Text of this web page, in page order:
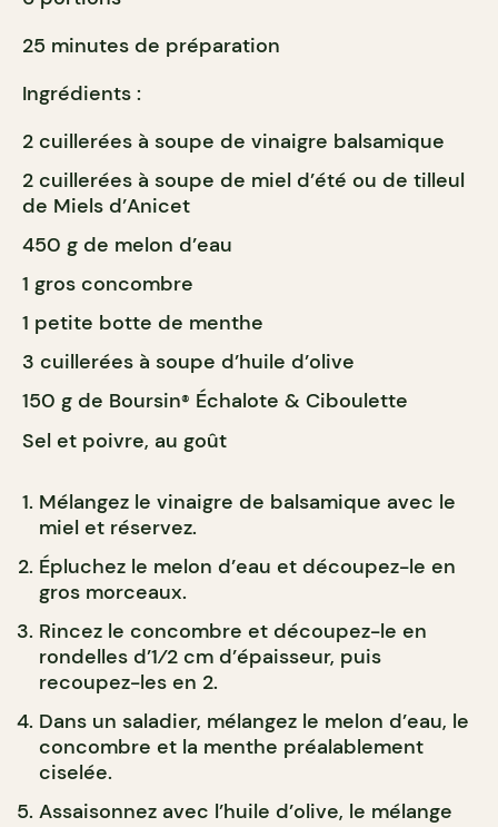
25 minutes de préparation
Ingrédients :
2 cuillerées à soupe de vinaigre balsamique
2 cuillerées à soupe de miel d’été ou de tilleul
de Miels d’Anicet
450 g de melon d’eau
1 gros concombre
1 petite botte de menthe
3 cuillerées à soupe d’huile d’olive
150 g de Boursin® Échalote & Ciboulette
Sel et poivre, au goût
Mélangez le vinaigre de balsamique avec le
miel et réservez.
Épluchez le melon d’eau et découpez-le en
gros morceaux.
Rincez le concombre et découpez-le en
rondelles d’1⁄2 cm d’épaisseur, puis
recoupez-les en 2.
Dans un saladier, mélangez le melon d’eau, le
concombre et la menthe préalablement
ciselée.
Assaisonnez avec l’huile d’olive, le mélange